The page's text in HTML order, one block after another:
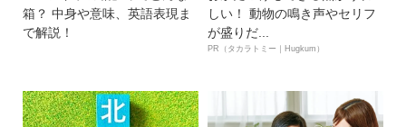
箱？ 中身や意味、英語表現ま
で解説！
しい！ 動物の鳴き声やセリフ
が盛りだ...
PR（タカラトミー｜Hugkum）